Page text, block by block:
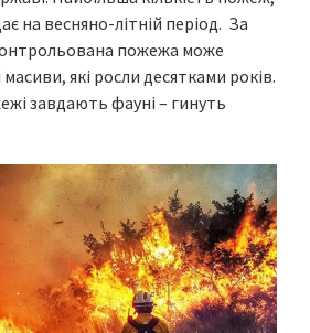
на весняно-літній період. За
пожежа може
масиви, які росли десятками років.
завдають фауні – гинуть